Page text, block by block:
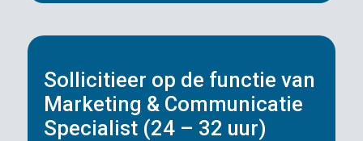
Sollicitieer op de functie van
Marketing & Communicatie
Specialist (24 – 32 uur)